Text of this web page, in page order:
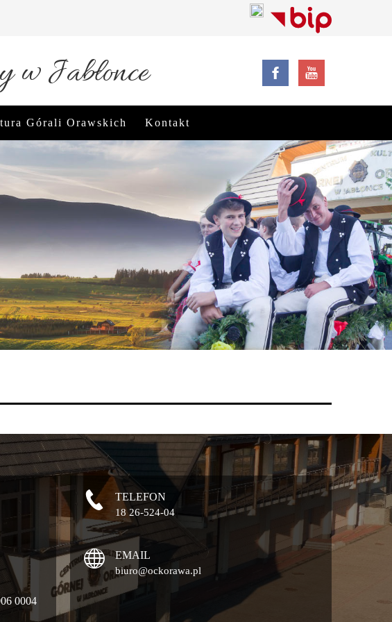
w Jabłonce
Górali Orawskich Kontakt
0004
TELEFON
18 26-524-04
EMAIL
biuro@ockorawa.pl